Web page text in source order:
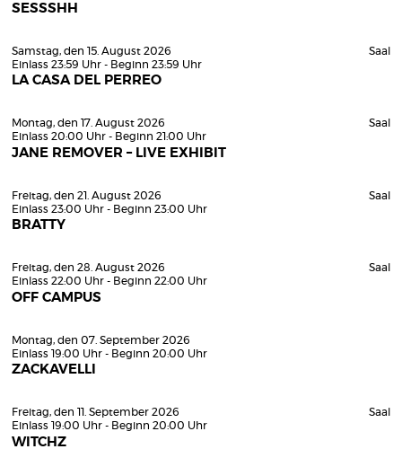
SESSSHH
Samstag, den 15. August 2026
Einlass 23:59 Uhr - Beginn 23:59 Uhr
LA CASA DEL PERREO
Saal
Montag, den 17. August 2026
Einlass 20:00 Uhr - Beginn 21:00 Uhr
JANE REMOVER – LIVE EXHIBIT
Saal
Freitag, den 21. August 2026
Einlass 23:00 Uhr - Beginn 23:00 Uhr
BRATTY
Saal
Freitag, den 28. August 2026
Einlass 22:00 Uhr - Beginn 22:00 Uhr
OFF CAMPUS
Saal
Montag, den 07. September 2026
Einlass 19:00 Uhr - Beginn 20:00 Uhr
ZACKAVELLI
Freitag, den 11. September 2026
Einlass 19:00 Uhr - Beginn 20:00 Uhr
WITCHZ
Saal